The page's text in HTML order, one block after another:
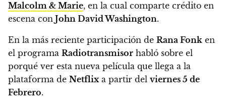
Malcolm & Marie, en la cual comparte crédito en
escena con John David Washington.
En la más reciente participación de Rana Fonk en
el programa Radiotransmisor habló sobre el
porqué ver esta nueva película que llega a la
plataforma de Netflixa partir del viernes 5 de
Febrero.